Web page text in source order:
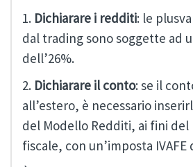
1. Dichiarare i redditi: le
dal trading sono soggette ad
dell’26%.
2. Dichiarare il conto: se il
all’estero, è necessario
del Modello Redditi, ai fini
fiscale, con un’imposta IVAFE